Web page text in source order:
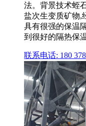
法。背景技术蛭
盐次生变质矿物,
具有很强的保温
到很好的隔热保
联系电话: 180